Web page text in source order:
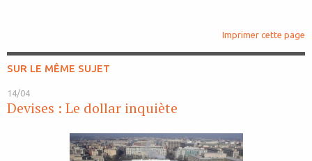
Imprimer cette page
SUR LE MÊME SUJET
14/04
Devises : Le dollar inquiète